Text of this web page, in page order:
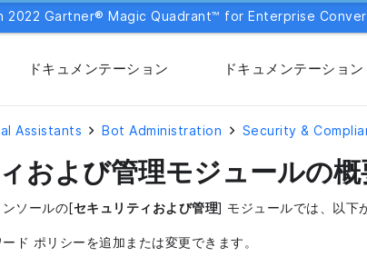
ドキュメンテーション ドキュメンテーション
Assistants Bot Administration Security &
および管理モジュールの概
ソールの[セキュリティおよび管理] モジュールでは、以下
ド ポリシーを追加または変更できます。
2022 Gartner® Magic Quadrant™ for Enterprise